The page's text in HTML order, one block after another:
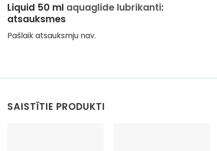
Liquid 50 ml aquaglide lubrikanti:
atsauksmes
Pašlaik atsauksmju nav.
SAISTĪTIE PRODUKTI